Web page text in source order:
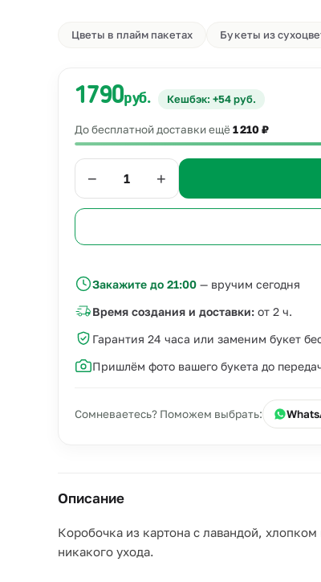
Цветы в плайм пакетах Букеты из
1790руб. Кешбэк: +54 руб.
До бесплатной доставки ещё1 210 ₽
− +
Закажите до 21:00 — вручим сегодня
Время создания и доставки: от 2 ч.
Гарантия 24 часа или заменим букет
Пришлём фото вашего букета до
Сомневаетесь? Поможем выбрать:
Описание
Коробочка из картона с лавандой,
никакого ухода.